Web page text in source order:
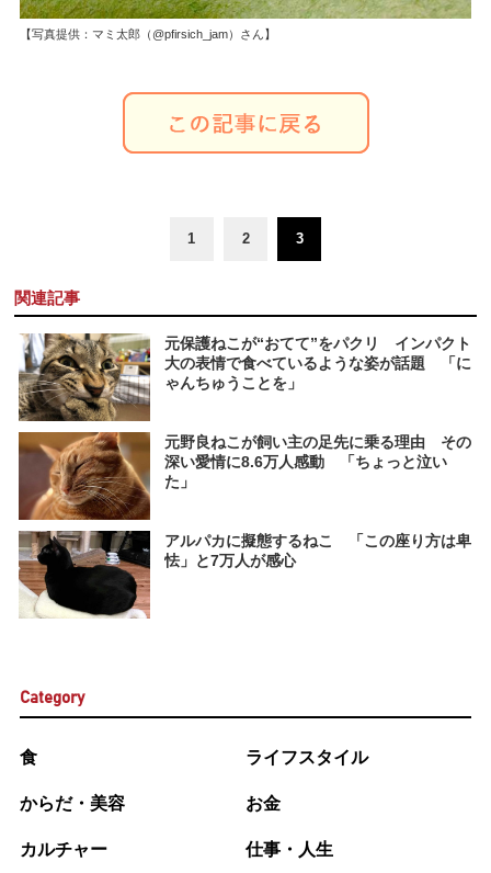
【写真提供：マミ太郎（@pfirsich_jam）さん】
1 2 3
関連記事
元保護ねこが“おてて”をパクリ インパクト
大の表情で食べているような姿が話題 「に
ゃんちゅうことを」
元野良ねこが飼い主の足先に乗る理由 その
深い愛情に8.6万人感動 「ちょっと泣い
た」
アルパカに擬態するねこ 「この座り方は卑
怯」と7万人が感心
Category
食 ライフスタイル
からだ・美容 お金
カルチャー 仕事・人生